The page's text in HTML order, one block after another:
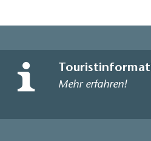
Mehr erfahren!